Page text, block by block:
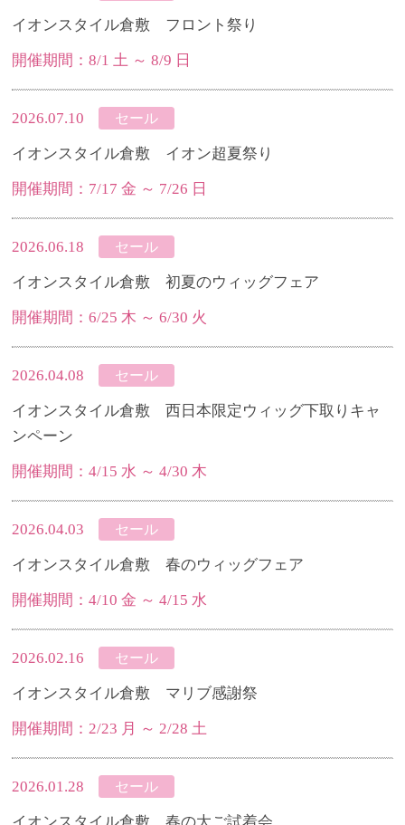
イオンスタイル倉敷 フロント祭り
開催期間：8/1 土 ～ 8/9 日
2026.07.10 セール
イオンスタイル倉敷 イオン超夏祭り
開催期間：7/17 金 ～ 7/26 日
2026.06.18 セール
イオンスタイル倉敷 初夏のウィッグフェア
開催期間：6/25 木 ～ 6/30 火
2026.04.08 セール
イオンスタイル倉敷 西日本限定ウィッグ下取りキャ
ンペーン
開催期間：4/15 水 ～ 4/30 木
2026.04.03 セール
イオンスタイル倉敷 春のウィッグフェア
開催期間：4/10 金 ～ 4/15 水
2026.02.16 セール
イオンスタイル倉敷 マリブ感謝祭
開催期間：2/23 月 ～ 2/28 土
2026.01.28 セール